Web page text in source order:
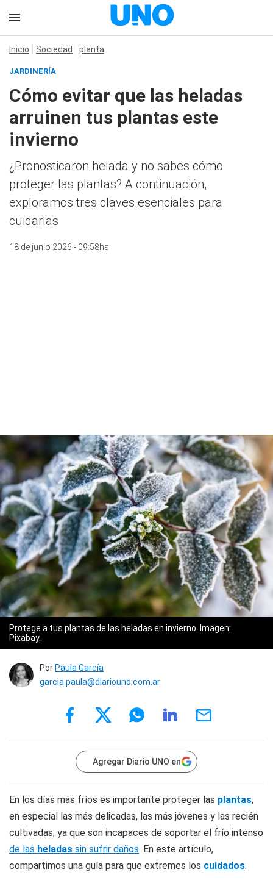
Inicio Sociedad planta
JARDINERÍA
Cómo evitar que las heladas
arruinen tus plantas este
invierno
¿Pronosticaron helada y no sabes cómo
proteger las plantas? A continuación,
exploramos tres claves esenciales para
cuidarlas
18 de junio 2026 - 09:58hs
Protege a tus plantas de las heladas en invierno. Imagen:
Pixabay.
Por Paula García
garcia.paula@diariouno.com.ar
Agregar Diario UNO en
En los días más fríos es importante proteger las plantas,
en especial las más delicadas, las más jóvenes y las recién
cultivadas, ya que son incapaces de soportar el frío intenso
de las heladas sin sufrir daños. En este artículo,
compartimos una guía para que extremes los cuidados.